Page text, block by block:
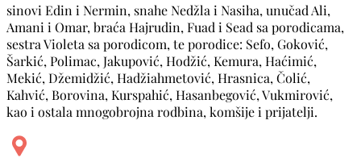
sinovi Edin i Nermin, snahe Nedžla i Nasiha, unučad Ali,
Amani i Omar, braća Hajrudin, Fuad i Sead sa porodicama,
sestra Violeta sa porodicom, te porodice: Sefo, Goković,
Šarkić, Polimac, Jakupović, Hodžić, Kemura, Haćimić,
Mekić, Džemidžić, Hadžiahmetović, Hrasnica, Čolić,
Kahvić, Borovina, Kurspahić, Hasanbegović, Vukmirović,
kao i ostala mnogobrojna rodbina, komšije i prijatelji.